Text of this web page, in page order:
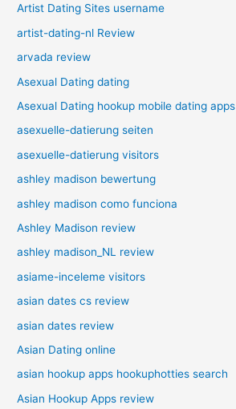
Artist Dating Sites username
artist-dating-nl Review
arvada review
Asexual Dating dating
Asexual Dating hookup mobile dating apps
asexuelle-datierung seiten
asexuelle-datierung visitors
ashley madison bewertung
ashley madison como funciona
Ashley Madison review
ashley madison_NL review
asiame-inceleme visitors
asian dates cs review
asian dates review
Asian Dating online
asian hookup apps hookuphotties search
Asian Hookup Apps review